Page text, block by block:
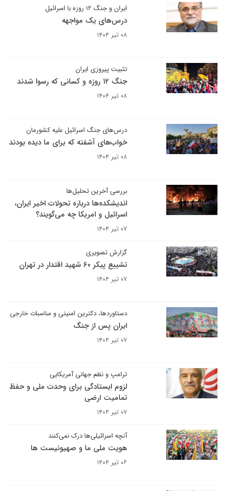
ایران و جنگ ۱۲ روزه با اسرائیل
درس‌های یک مواجهه
۰۸ تیر ۱۴۰۴
تثبیت پیروزی ایران
جنگ ۱۲ روزه و کسانی که رسوا شدند
۰۸ تیر ۱۴۰۴
درس‌های جنگ اسرائیل علیه کشورمان
خواب‌های آشفته که برای ما دیده بودند
۰۸ تیر ۱۴۰۴
بررسی آخرین تحلیل‌ها
اندیشکده‌ها درباره تحولات اخیر ایران،
اسرائیل و امریکا چه می‌گویند؟
۰۷ تیر ۱۴۰۴
گزارش تصویری
تشییع پیکر ۶۰ شهید اقتدار در تهران
۰۷ تیر ۱۴۰۴
دستاوردها، دکترین امنیتی و مناسبات خارجی
ایران پس از جنگ
۰۷ تیر ۱۴۰۴
ترامپ و نظم جهانی آمریکایی
لزوم ایستادگی برای وحدت ملی و حفظ
تمامیت ارضی
۰۷ تیر ۱۴۰۴
آنچه اسرائیلی‌ها درک نمی‌کنند
هویت ملی ما و صهیونیست ها
۰۶ تیر ۱۴۰۴